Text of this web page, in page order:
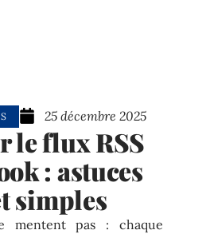
25 décembre 2025
le flux RSS
: astuces
simples
mentent pas : chaque